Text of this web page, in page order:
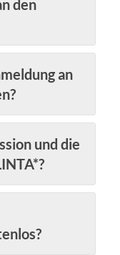
den
an
und die